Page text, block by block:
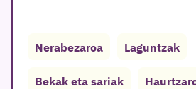
Nerabezaroa Laguntzak
Bekak eta sariak